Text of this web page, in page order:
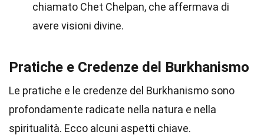
chiamato Chet Chelpan, che affermava di
avere visioni divine.
Pratiche e Credenze del Burkhanismo
Le pratiche e le credenze del Burkhanismo sono
profondamente radicate nella natura e nella
spiritualità. Ecco alcuni aspetti chiave.